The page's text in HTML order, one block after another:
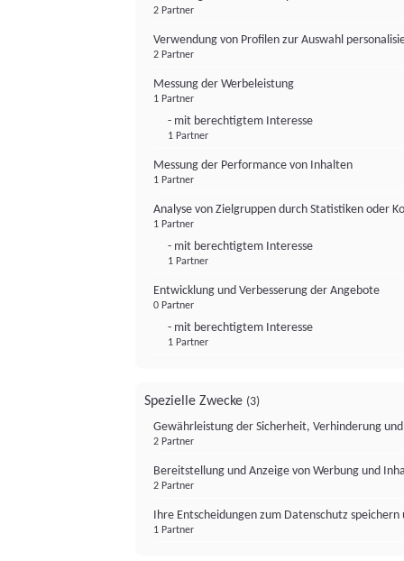
2 Partner
Verwendung von Profilen zur Auswahl
2 Partner
Messung der Werbeleistung
1 Partner
- mit berechtigtem Interesse
1 Partner
Messung der Performance von Inhalten
1 Partner
Analyse von Zielgruppen durch Statistiken oder
1 Partner
- mit berechtigtem Interesse
1 Partner
Entwicklung und Verbesserung der Angebote
0 Partner
- mit berechtigtem Interesse
1 Partner
Spezielle Zwecke (3)
Gewährleistung der Sicherheit, Verhinderung
2 Partner
Bereitstellung und Anzeige von Werbung und
2 Partner
Ihre Entscheidungen zum Datenschutz
1 Partner